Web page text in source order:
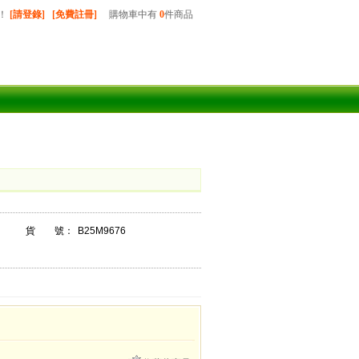
購物車中有 0件商品
！ [請登錄] [免費註冊]
貨 號：
B25M9676